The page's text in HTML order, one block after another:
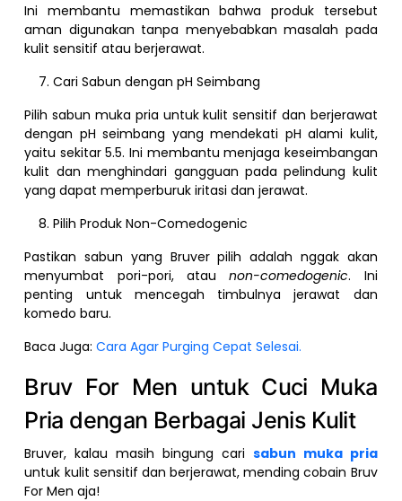
Ini membantu memastikan bahwa produk tersebut
aman digunakan tanpa menyebabkan masalah pada
kulit sensitif atau berjerawat.
Cari Sabun dengan pH Seimbang
Pilih sabun muka pria untuk kulit sensitif dan berjerawat
dengan pH seimbang yang mendekati pH alami kulit,
yaitu sekitar 5.5. Ini membantu menjaga keseimbangan
kulit dan menghindari gangguan pada pelindung kulit
yang dapat memperburuk iritasi dan jerawat.
Pilih Produk Non-Comedogenic
Pastikan sabun yang Bruver pilih adalah nggak akan
menyumbat pori-pori, ataunon-comedogenic. Ini
penting untuk mencegah timbulnya jerawat dan
komedo baru.
Baca Juga: Cara Agar Purging Cepat Selesai.
Bruv For Men untuk Cuci Muka
Pria dengan Berbagai Jenis Kulit
Bruver, kalau masih bingung cari sabun muka pria
untuk kulit sensitif dan berjerawat, mending cobain Bruv
For Men aja!